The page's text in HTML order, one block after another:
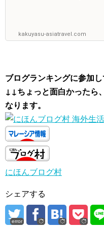
kakuyasu-asiatravel.com
ブログランキングに参加し
↓↓ちょっと面白かったら
なります。
にほんブログ村
シェアする
error